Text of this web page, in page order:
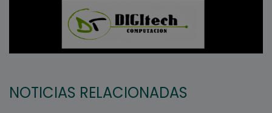
NOTICIAS RELACIONADAS